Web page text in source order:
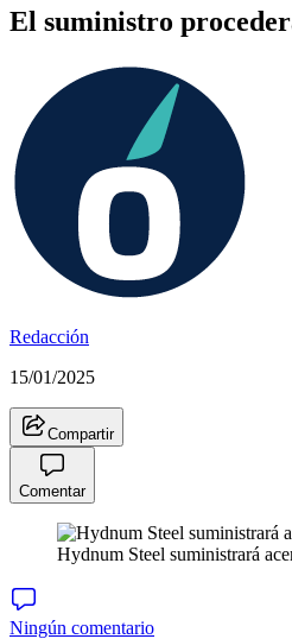
El suministro
Redacción
15/01/2025
Compartir
Comentar
Hydnum Steel suministrará
Ningún comentario